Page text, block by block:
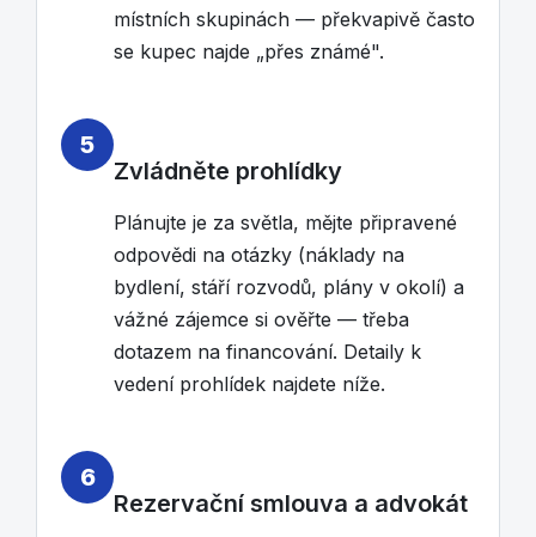
místních skupinách — překvapivě často
se kupec najde „přes známé".
5
Zvládněte prohlídky
Plánujte je za světla, mějte připravené
odpovědi na otázky (náklady na
bydlení, stáří rozvodů, plány v okolí) a
vážné zájemce si ověřte — třeba
dotazem na financování. Detaily k
vedení prohlídek najdete níže.
6
Rezervační smlouva a advokát